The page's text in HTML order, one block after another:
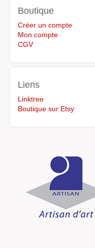
Boutique
Créer un compte
Mon compte
CGV
Liens
Linktree
Boutique sur Etsy